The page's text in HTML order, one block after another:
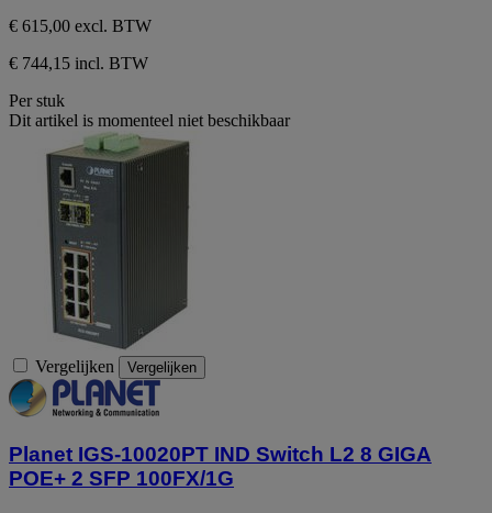
€ 615,00 excl. BTW
€ 744,15 incl. BTW
Per stuk
Dit artikel is momenteel niet beschikbaar
Vergelijken Vergelijken
Planet IGS-10020PT IND Switch L2 8 GIGA
POE+ 2 SFP 100FX/1G